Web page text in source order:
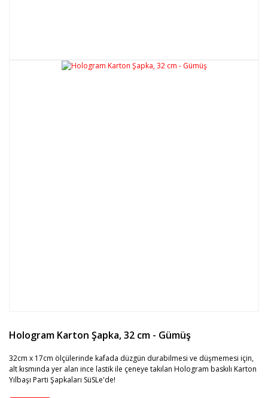
Hologram Karton Şapka, 32 cm - Gümüş
32cm x 17cm ölçülerinde kafada düzgün durabilmesi ve düşmemesi için,
alt kısmında yer alan ince lastik ile çeneye takılan Hologram baskılı Karton
Yılbaşı Parti Şapkaları SüSLe'de!